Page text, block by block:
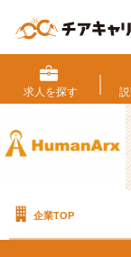
求人を探す
企業TOP